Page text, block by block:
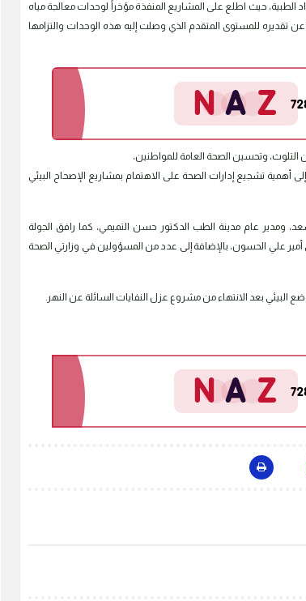
الطبية، حيث اطلع على المشاريع المنفذة مؤخراً لوحدات معالجة مياه
تقديره للمستوى المتقدم الذي وصلت إليه هذه الوحدات والتزامها
وتحسين الصحة العامة للمواطنين،
أهمية تشجيع إدارات الصحة على الاهتمام بمشاريع الإصحاح البيئي
ومدير عام مدينة الطب الدكتور حسن التميمي، كما رافق الجولة
أمير علي الحسون، بالإضافة إلى عدد من المسؤولين في وزارتي الصحة
البيئي بعد الانتهاء من مشروع عزل النفايات السائلة عن النهر.